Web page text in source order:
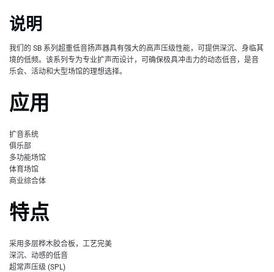
说明
我们的 SB 系列超重低音扬声器具有强大的高声压级性能，可提供深沉、身临其
境的低频。该系列专为专业扩声而设计，可确保极具冲击力的动态低音，是音
乐会、活动和大型场馆的理想选择。
应用
扩音系统
俱乐部
多功能场馆
体育场馆
商业综合体
特点
采用多层桦木胶合板，工艺完美
深沉、动感的低音
超常声压级 (SPL)